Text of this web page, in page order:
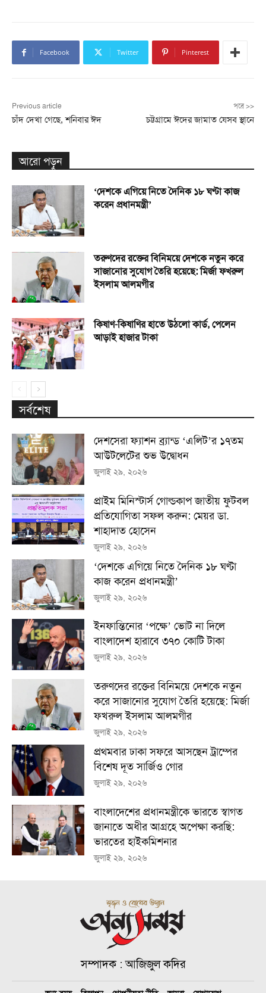
Facebook Twitter Pinterest
Previous article
চাঁদ দেখা গেছে, শনিবার ঈদ
পরে >>
চট্টগ্রামে ঈদের জামাত যেসব স্থানে
আরো পড়ুন
‘দেশকে এগিয়ে নিতে দৈনিক ১৮ ঘণ্টা কাজ
করেন প্রধানমন্ত্রী’
তরুণদের রক্তের বিনিময়ে দেশকে নতুন করে
সাজানোর সুযোগ তৈরি হয়েছে: মির্জা ফখরুল
ইসলাম আলমগীর
কিষাণ-কিষাণির হাতে উঠলো কার্ড, পেলেন
আড়াই হাজার টাকা
সর্বশেষ
দেশসেরা ফ্যাশন ব্র্যান্ড ‘এলিট’র ১৭তম
আউটলেটের শুভ উদ্বোধন
জুলাই ২৯, ২০২৬
প্রাইম মিনিস্টার্স গোল্ডকাপ জাতীয় ফুটবল
প্রতিযোগিতা সফল করুন: মেয়র ডা.
শাহাদাত হোসেন
জুলাই ২৯, ২০২৬
‘দেশকে এগিয়ে নিতে দৈনিক ১৮ ঘণ্টা
কাজ করেন প্রধানমন্ত্রী’
জুলাই ২৯, ২০২৬
ইনফান্তিনোর ‘পক্ষে’ ভোট না দিলে
বাংলাদেশ হারাবে ৩৭০ কোটি টাকা
জুলাই ২৯, ২০২৬
তরুণদের রক্তের বিনিময়ে দেশকে নতুন
করে সাজানোর সুযোগ তৈরি হয়েছে: মির্জা
ফখরুল ইসলাম আলমগীর
জুলাই ২৯, ২০২৬
প্রথমবার ঢাকা সফরে আসছেন ট্রাম্পের
বিশেষ দূত সার্জিও গোর
জুলাই ২৯, ২০২৬
বাংলাদেশের প্রধানমন্ত্রীকে ভারতে স্বাগত
জানাতে অধীর আগ্রহে অপেক্ষা কর‌ছি:
ভারতের হাইকমিশনার
জুলাই ২৯, ২০২৬
সম্পাদক : আজিজুল কদির